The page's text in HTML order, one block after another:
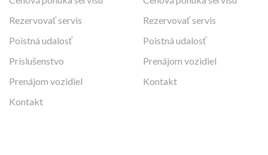
Rezervovať servis
Poistná udalosť
Príslušenstvo
Prenájom vozidiel
Kontakt
Rezervovať servis
Poistná udalosť
Prenájom vozidiel
Kontakt